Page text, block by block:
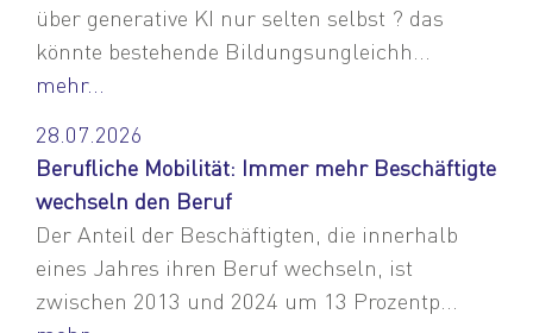
über generative KI nur selten selbst ? das
könnte bestehende Bildungsungleichh...
mehr...
28.07.2026
Berufliche Mobilität: Immer mehr Beschäftigte
wechseln den Beruf
Der Anteil der Beschäftigten, die innerhalb
eines Jahres ihren Beruf wechseln, ist
zwischen 2013 und 2024 um 13 Prozentp...